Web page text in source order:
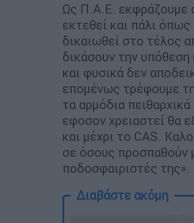
Ως Π.Α.Ε. εκφράζουμε
εκτεθεί και πάλι
δικαιωθεί στο τέλος
δικάσουν την
και φυσικά δεν
επομένως τρέφουμε
τα αρμόδια
εφοσον χρειαστεί θα
και μέχρι το CAS.
σε όσους προσπαθούν
ποδοσφαιριστές της».
Διαβάστε ακόμη